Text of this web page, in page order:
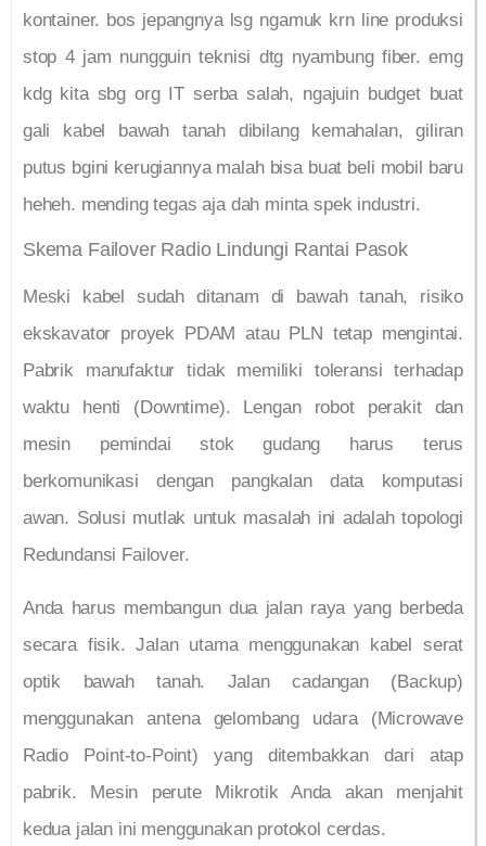
kontainer. bos jepangnya lsg ngamuk krn line produksi
stop 4 jam nungguin teknisi dtg nyambung fiber. emg
kdg kita sbg org IT serba salah, ngajuin budget buat
gali kabel bawah tanah dibilang kemahalan, giliran
putus bgini kerugiannya malah bisa buat beli mobil baru
heheh. mending tegas aja dah minta spek industri.
Skema Failover Radio Lindungi Rantai Pasok
Meski kabel sudah ditanam di bawah tanah, risiko
ekskavator proyek PDAM atau PLN tetap mengintai.
Pabrik manufaktur tidak memiliki toleransi terhadap
waktu henti (Downtime). Lengan robot perakit dan
mesin pemindai stok gudang harus terus
berkomunikasi dengan pangkalan data komputasi
awan. Solusi mutlak untuk masalah ini adalah topologi
Redundansi Failover.
Anda harus membangun dua jalan raya yang berbeda
secara fisik. Jalan utama menggunakan kabel serat
optik bawah tanah. Jalan cadangan (Backup)
menggunakan antena gelombang udara (Microwave
Radio Point-to-Point) yang ditembakkan dari atap
pabrik. Mesin perute Mikrotik Anda akan menjahit
kedua jalan ini menggunakan protokol cerdas.